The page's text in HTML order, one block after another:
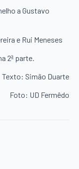
a Gustavo
e Rui Meneses
2ª parte.
Texto: Simão Duarte
Foto: UD Fermêdo